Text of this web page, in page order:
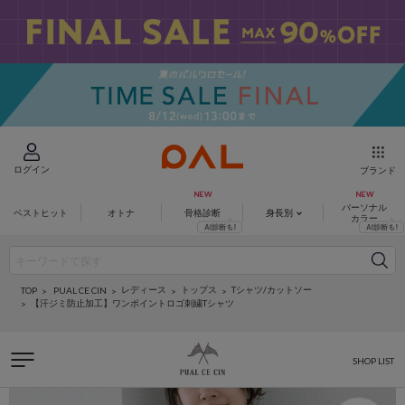
ログイン ブランド
ベストヒット オトナ 骨格診断 身長別
パーソナル
カラー
TOP PUAL CE CIN レディース トップス
Tシャツ/カットソー
【汗ジミ防止加工】ワンポイントロゴ刺繍Tシャツ
SHOP LIST